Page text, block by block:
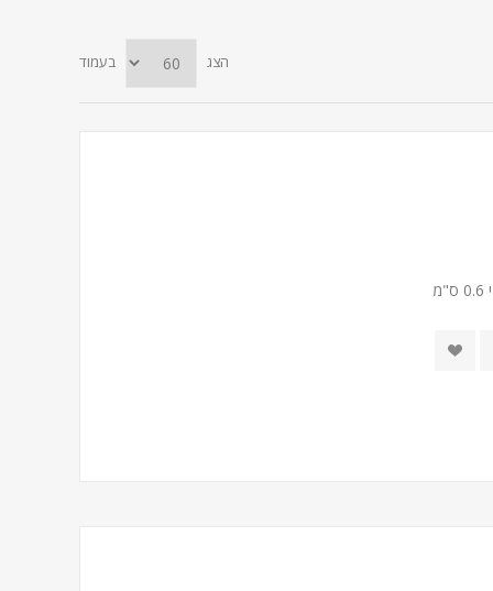
הצג בעמוד